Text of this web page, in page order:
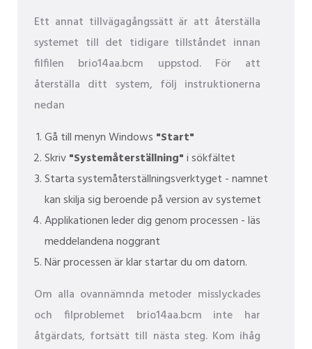
Ett annat tillvägagångssätt är att återställa
systemet till det tidigare tillståndet innan
filfilen brio14aa.bcm uppstod. För att
återställa ditt system, följ instruktionerna
nedan
Gå till menyn Windows "Start"
Skriv"Systemåterställning"i sökfältet
Starta systemåterställningsverktyget - namnet
kan skilja sig beroende på version av systemet
Applikationen leder dig genom processen - läs
meddelandena noggrant
När processen är klar startar du om datorn.
Om alla ovannämnda metoder misslyckades
och filproblemet brio14aa.bcm inte har
åtgärdats, fortsätt till nästa steg. Kom ihåg